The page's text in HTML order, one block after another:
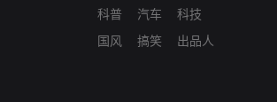
科普
国风
汽车
搞笑
科技
出品人